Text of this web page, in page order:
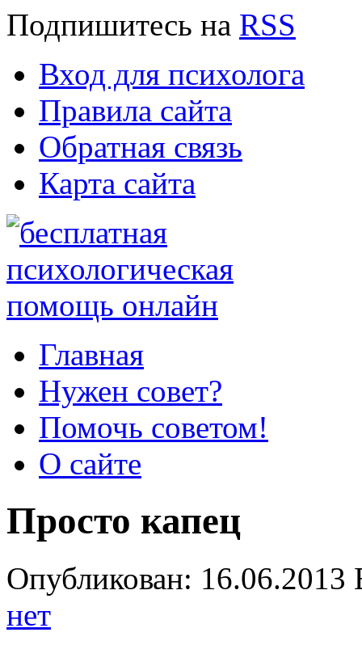
Подпишитесь на RSS
Вход для психолога
Правила сайта
Обратная связь
Карта сайта
Главная
Нужен совет?
Помочь советом!
О сайте
Просто капец
Опубликован:
нет